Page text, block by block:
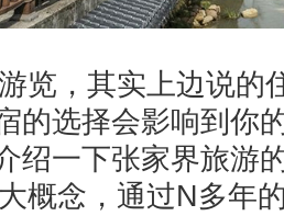
览，其实上边说的
的选择会影响到你
绍一下张家界旅游
概念，通过N多年